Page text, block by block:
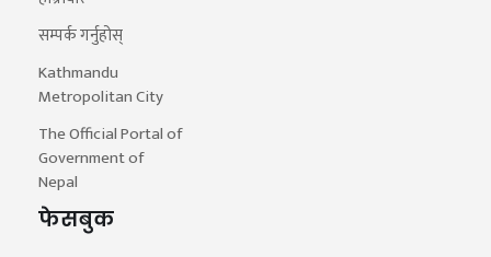
सम्पर्क गर्नुहोस्
Kathmandu
Metropolitan City
The Official Portal of
Government of
Nepal
फेसबुक